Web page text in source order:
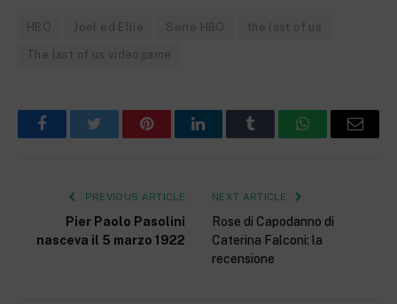
HBO Joel ed Ellie Serie HBO the last of us
The last of us videogame
FacebookTwitter PinterestLinkedInTumblr WhatsAppEmail
PREVIOUS ARTICLE
Pier Paolo Pasolini
nasceva il 5 marzo 1922
NEXT ARTICLE
Rose di Capodanno di
Caterina Falconi: la
recensione